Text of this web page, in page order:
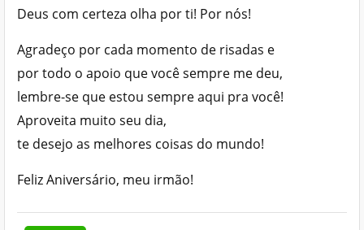
Deus com certeza olha por ti! Por nós!
Agradeço por cada momento de risadas e
por todo o apoio que você sempre me deu,
lembre-se que estou sempre aqui pra você!
Aproveita muito seu dia,
te desejo as melhores coisas do mundo!
Feliz Aniversário, meu irmão!